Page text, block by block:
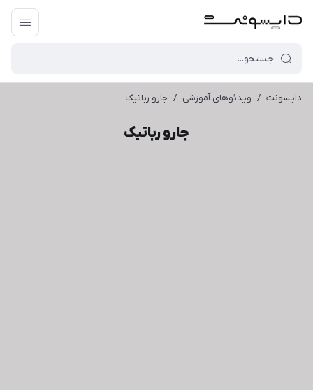
دایسونت / ویدئو‌های آموزشی / جارو رباتیک
جارو رباتیک